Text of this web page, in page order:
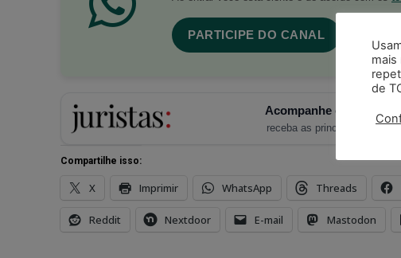
PARTICIPE DO CANAL
Acompanhe o Juristas
receba as principais
Compartilhe isso:
X Imprimir WhatsApp Threads
Reddit Nextdoor E-mail Mastodon
de